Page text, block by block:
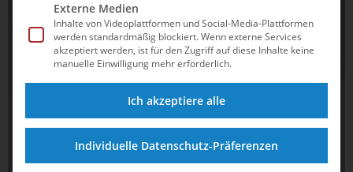
Externe Medien
Inhalte von Videoplattformen und Social-Media-Plattformen
werden standardmäßig blockiert. Wenn externe Services
akzeptiert werden, ist für den Zugriff auf diese Inhalte keine
manuelle Einwilligung mehr erforderlich.
Ich akzeptiere alle
Individuelle Datenschutz-Präferenzen